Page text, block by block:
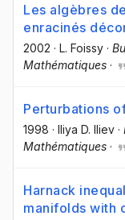
Les algèbres
enracinés
2002 · L. Foissy ·
Mathématiques ·
Perturbations
1998 · Iliya D. Iliev ·
Mathématiques ·
Harnack
manifolds with